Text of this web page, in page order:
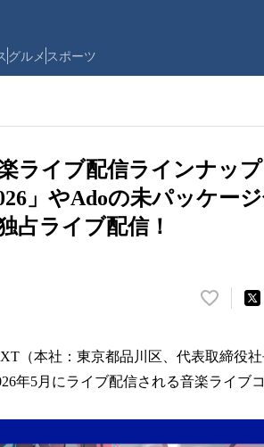
グルメ スポーツ
楽ライブ配信ラインナッ
」やAdoの未パッケー
占ライブ配信！
い
！
数
読
（本社：東京都品川区、代表取締役
年5月にライブ配信される音楽ライブ